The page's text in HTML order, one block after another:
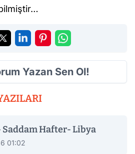
Yazan Sen Ol!
Saddam Hafter- Libya
01:02